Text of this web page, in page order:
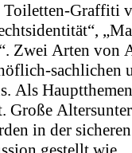
Toiletten-Graffiti
Zwei Arten von
sachlichen
Als
Große
in der